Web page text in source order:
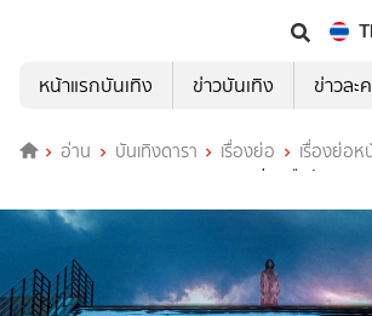
หน้าแรกบันเทิง
ข่าวบันเทิง ข่าวละ
อ่าน บันเทิงดารา เรื่องย่อ เรื่องย่อห
Witch: Part 2 - The Other One แม่มดมือสังหาร 2